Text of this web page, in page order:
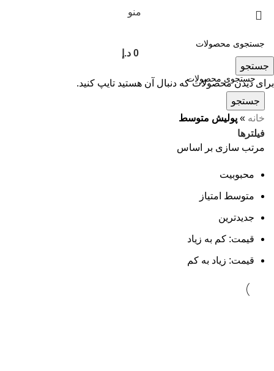
منو
0 د.إ
جستجو
خانه » پولیش متوسط
فیلترها
مرتب سازی بر اساس
محبوبیت
متوسط امتیاز
جدیدترین
قیمت: کم به زیاد
قیمت: زیاد به کم
جستجو
برای دیدن محصولات که دنبال آن هستید تایپ کنید.